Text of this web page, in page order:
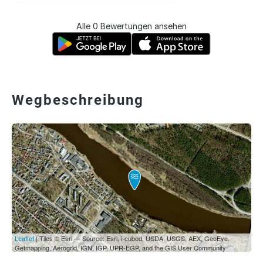
Alle 0 Bewertungen ansehen
Wegbeschreibung
Leaflet| Tiles © Esri — Source: Esri, i-cubed, USDA, USGS, AEX, GeoEye,
Getmapping, Aerogrid, IGN, IGP, UPR-EGP, and the GIS User Community